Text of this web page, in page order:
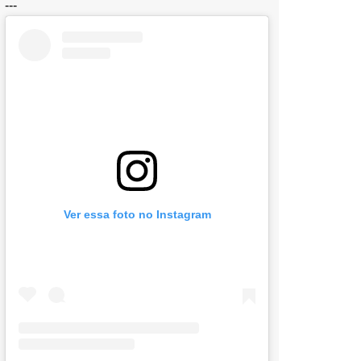
---
Ver essa foto no Instagram